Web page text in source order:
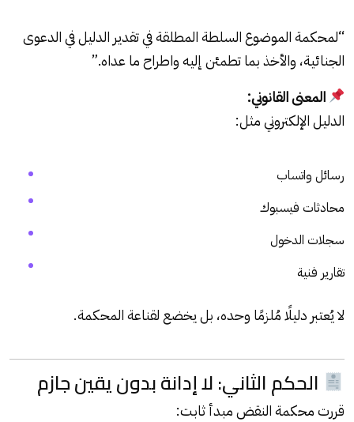
“لمحكمة الموضوع السلطة المطلقة في تقدير الدليل في الدعوى
الجنائية، والأخذ بما تطمئن إليه واطراح ما عداه.”
المعنى القانوني:
الدليل الإلكتروني مثل:
رسائل واتساب
محادثات فيسبوك
سجلات الدخول
تقارير فنية
لا يُعتبر دليلًا مُلزمًا وحده، بل يخضع لقناعة المحكمة.
الحكم الثاني: لا إدانة بدون يقين جازم
قررت محكمة النقض مبدأ ثابت: